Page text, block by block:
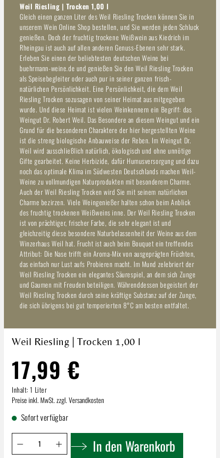
Weil Riesling | Trocken 1,00 l
Gleich einen ganzen Liter des Weil Riesling Trocken können Sie in
unserem Wein Online Shop bestellen, und Sie werden jeden Schluck
genießen. Doch der fruchtig trockene Weißwein aus Kiedrich im
Rheingau ist auch auf allen anderen Genuss-Ebenen sehr stark.
Erleben Sie einen der beliebtesten deutschen Weine bei
buehrmann-weine.de und genießen Sie den Weil Riesling Trocken
als Speisebegleiter oder auch pur in seiner ganzen frisch-
natürlichen Persönlichkeit. Eine Persönlichkeit, die dem Weil
Riesling Trocken sozusagen von seiner Heimat aus mitgegeben
wurde. Und diese Heimat ist vielen Weinkennern ein Begriff: das
Weingut Dr. Robert Weil. Das Besondere an diesem Weingut und ein
Grund für die besonderen Charaktere der hier hergestellten Weine
ist die streng biologische Anbauweise der Reben. Im Weingut Dr.
Weil wird ausschließlich natürlich, ökologisch und ohne unnötige
Gifte gearbeitet. Keine Herbizide, dafür Humusversorgung und dazu
noch das optimale Klima im Südwesten Deutschlands machen Weil-
Weine zu vollmundigen Naturprodukten mit besonderem Charme.
Auch der Weil Riesling Trocken wird Sie mit seinem natürlichen
Charme bezirzen. Viele Weingenießer halten schon beim Anblick
des fruchtig trockenen Weißweins inne. Der Weil Riesling Trocken
ist von prächtiger, frischer Farbe, die sehr elegant ist und
gleichzeitig diese besondere Naturbelassenheit der Weine aus dem
Winzerhaus Weil hat. Frucht ist auch beim Bouquet ein treffendes
Attribut: Die Nase trifft ein Aroma-Mix von ausgeprägten Früchten,
das einfach nur Lust aufs Probieren macht. Im Mund zelebriert der
Weil Riesling Trocken ein elegantes Säurespiel, an dem sich Zunge
und Gaumen mit Freuden beteiligen. Währenddessen begeistert der
Weil Riesling Trocken durch seine kräftige Substanz auf der Zunge,
die sich übrigens bei gut temperierten 8°C am besten entfaltet.
Weil Riesling | Trocken 1,00 l
17,99 €
Inhalt:1 Liter
Preise inkl. MwSt. zzgl. Versandkosten
Sofort verfügbar
Produkt Anzahl: Gib den gewünschten Wert ein oder
In den Warenkorb